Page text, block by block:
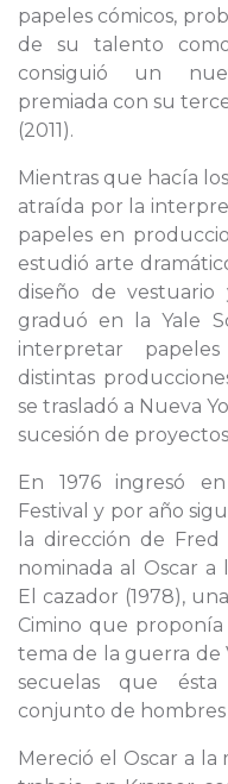
papeles cómicos,
de su talento
consiguió un
premiada con su
(2011).
Mientras que hacía
atraída por la
papeles en
estudió arte
diseño de
graduó en la Yale
interpretar
distintas
se trasladó a Nueva
sucesión de
En 1976 ingresó
Festival y por año
la dirección de Fred
nominada al Oscar
El cazador (1978),
Cimino que proponía
tema de la guerra de
secuelas que
conjunto de hombres
Mereció el Oscar a